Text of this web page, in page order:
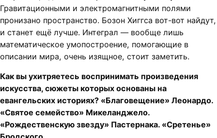
Гравитационными и электромагнитными полями
пронизано пространство. Бозон Хиггса вот-вот найдут,
и станет ещё лучше. Интеграл — вообще лишь
математическое умопостроение, помогающие в
описании мира, очень изящное, стоит заметить.
Как вы ухитряетесь воспринимать произведения
искусства, сюжеты которых основаны на
евангельских историях? «Благовещение» Леонардо.
«Святое семейство» Микеланджело.
«Рождественскую звезду» Пастернака. «Сретенье»